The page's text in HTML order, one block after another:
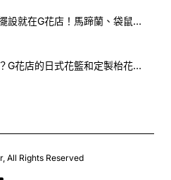
「設計感十足的花籃擺設就在G花店！馬蹄蘭、袋鼠爪、罌粟花，為你的重大場合增光添彩！」-SF209
「辦公室太死氣沉沉？G花店的日式花籃和定製枱花，為你帶來新鮮感！」-SF465
All Rights Reserved